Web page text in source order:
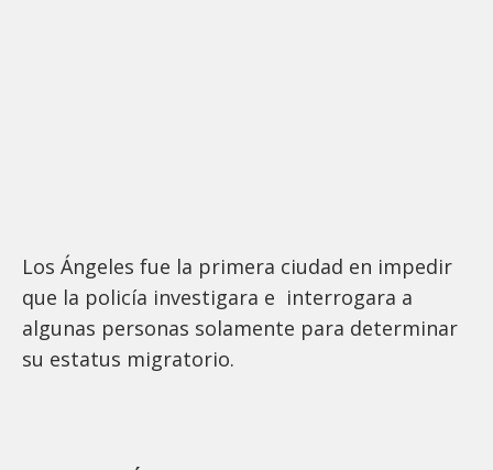
Los Ángeles fue la primera ciudad en impedir
que la policía investigara e interrogara a
algunas personas solamente para determinar
su estatus migratorio.